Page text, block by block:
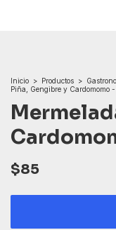
Inicio > Productos >
Piña, Gengibre y Cardomomo
$85